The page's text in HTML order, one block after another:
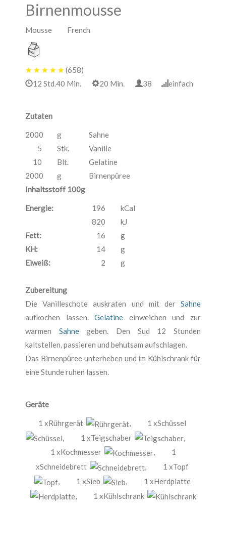
Birnenmousse
Mousse French
★ ★ ★ ★ ★ (658)
12 Std.40 Min.
20 Min. 38 einfach
Zutaten
2000 g
Sahne
5
Stk.
Vanille
10
Blt.
Gelatine
2000
g
Birnenpüree
Inhaltsstoff 100g
Energie: 196
kCal
820
kJ
Fett:
16
g
KH:
14
g
Eiweiß:
2 g
Zubereitung
Die Vanilleschote auskraten und mit der Sahne
aufkochen lassen.Gelatine einweichen und zur
warmen Sahnegeben. Den Sud 12 Stunden
kaltstellen, passieren und behutsam aufschlagen.
Das Birnenpüree unterheben und im Kühlschrank für
eine Stunde ruhen lassen.
Geräte
1 xRührgerät ,
1 xSchüssel
,
1 xTeigschaber
,
1 xKochmesser
,
1
xSchneidebrett
,
1 xTopf
,
1 xSieb ,
1 xHerdplatte
,
1 xKühlschrank